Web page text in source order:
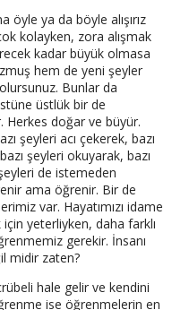
ya da böyle alışırız
kolayken, zora alışmak
kadar büyük olmasa
hem de yeni şeyler
Bunlar da
üstlük bir de
Herkes doğar ve büyür.
şeyleri acı çekerek, bazı
şeyleri okuyarak, bazı
de istemeden
ama öğrenir. Bir de
var. Hayatımızı idame
yeterliyken, daha farklı
gerekir. İnsanı
midir zaten?
hale gelir ve kendini
ise öğrenmelerin en